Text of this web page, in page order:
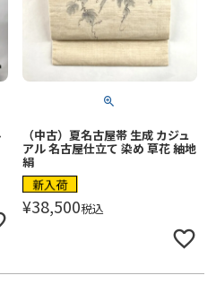
（中古）夏名古屋帯 生成 カジュ
アル 名古屋仕立て 染め 草花 紬地
絹
新入荷
¥38,500税込